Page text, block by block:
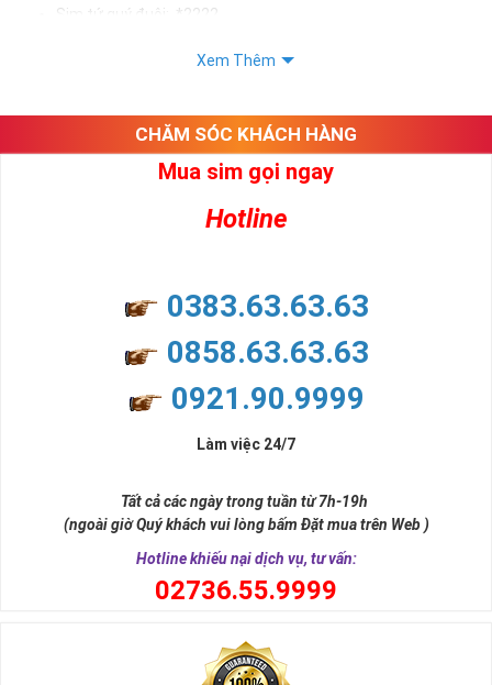
Sim tứ quý đuôi: *2222
như sự sắp xếp của các con số trong sim.
Ý nghĩa sim tứ quý 2
nhiều thành công, thăng tiến hơn.
và tính hai mặt. Số 2 thúc giục chúng ta lựa chọn, dựa vào những
đời, nơi bạn phải đưa ra những quyết định quan trọng.
Xem Thêm
CHĂM SÓC KHÁCH HÀNG
Mua sim gọi ngay
Hotline
0383.63.63.63
0858.63.63.63
0921.90.9999
Làm việc 24/7
Tất cả các ngày trong tuần từ 7h-19h
(ngoài giờ Quý khách vui lòng bấm Đặt mua trên Web )
Hotline khiếu nại dịch vụ, tư vấn:
02736.55.9999